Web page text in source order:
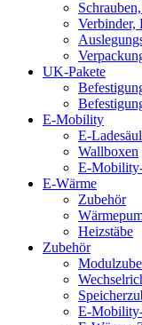
Verbinder,
UK-Pakete
E-Mobility
E-
Wallboxen
E-
E-Wärme
Zubehör
Heizstäbe
Zubehör
E-